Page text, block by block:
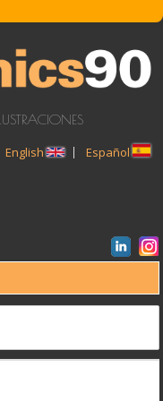
English Español